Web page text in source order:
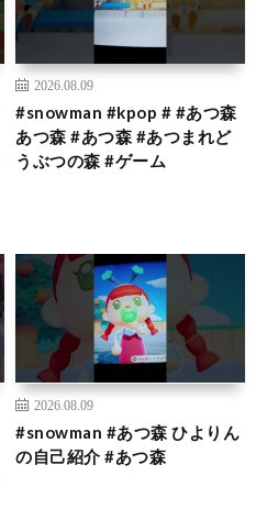
2026.08.09
#snowman #kpop # #あつ森
あつ森 #あつ森 #あつまれど
うぶつの森 #ゲーム
2026.08.09
#snowman #あつ森 ひよりん
の自己紹介 #あつ森